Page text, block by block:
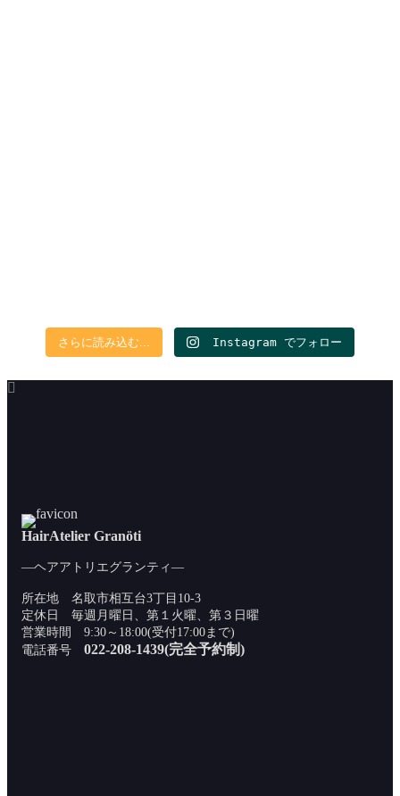
さらに読み込む... Instagram でフォロー
HairAtelier Granöti
―ヘアアトリエグランティ―
所在地 名取市相互台3丁目10-3
定休日 毎週月曜日、第１火曜、第３日曜
営業時間 9:30～18:00(受付17:00まで)
電話番号 022-208-1439(完全予約制)